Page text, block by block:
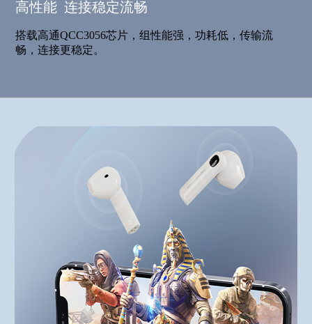
高性能 连接稳定流畅
搭载高通QCC3056芯片，组性能强，功耗低，传输流
畅，连接更稳定。